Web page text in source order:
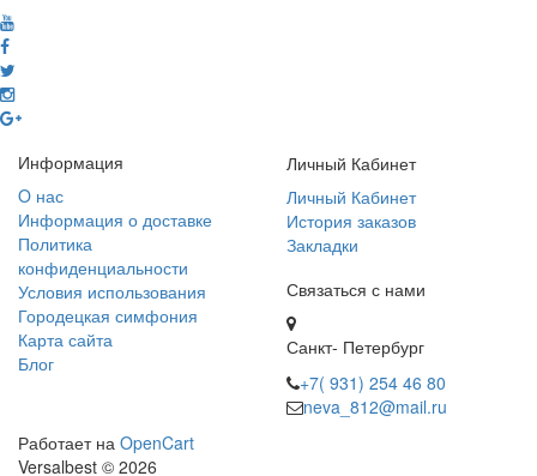
Информация
O нас
Информация о доставке
Политика
конфиденциальности
Условия использования
Городецкая симфония
Карта сайта
Блог
Личный Кабинет
Личный Кабинет
История заказов
Закладки
Связаться с нами
Санкт- Петербург
+7( 931) 254 46 80
neva_812@mail.ru
Работает на OpenCart
Versalbest © 2026